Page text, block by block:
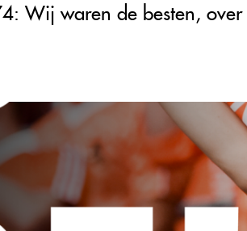
Wij waren de besten, over